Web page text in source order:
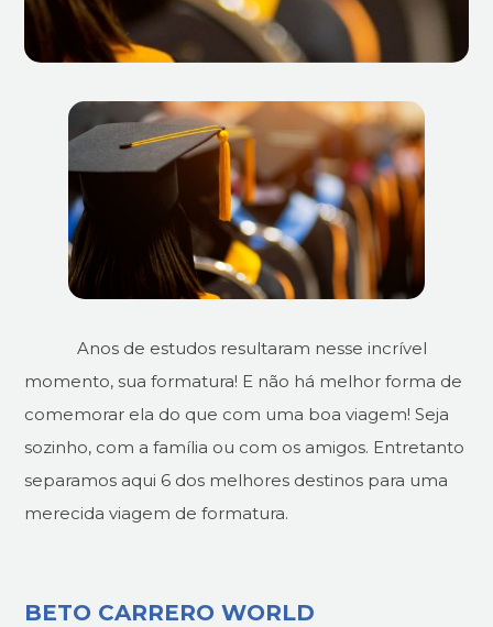
Anos de estudos resultaram nesse incrível
momento, sua formatura! E não há melhor forma de
comemorar ela do que com uma boa viagem! Seja
sozinho, com a família ou com os amigos. Entretanto
separamos aqui 6 dos melhores destinos para uma
merecida viagem de formatura.
BETO CARRERO WORLD